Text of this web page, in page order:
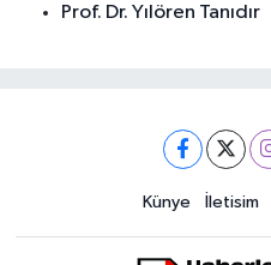
Prof. Dr. Yılören Tanıdır
Künye İletisim